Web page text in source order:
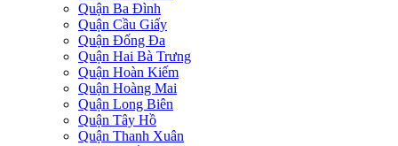
Quận Ba Đình
Quận Cầu Giấy
Quận Đống Đa
Quận Hai Bà Trưng
Quận Hoàn Kiếm
Quận Hoàng Mai
Quận Long Biên
Quận Tây Hồ
Quận Thanh Xuân